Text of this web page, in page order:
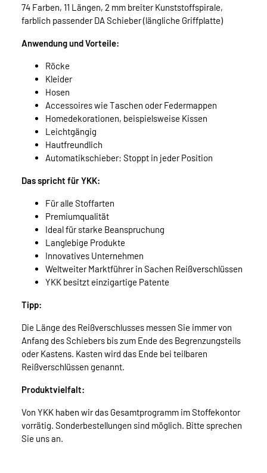
74 Farben, 11 Längen, 2 mm breiter Kunststoffspirale,
farblich passender DA Schieber (längliche Griffplatte)
Anwendung und Vorteile:
Röcke
Kleider
Hosen
Accessoires wie Taschen oder Federmappen
Homedekorationen, beispielsweise Kissen
Leichtgängig
Hautfreundlich
Automatikschieber: Stoppt in jeder Position
Das spricht für YKK:
Für alle Stoffarten
Premiumqualität
Ideal für starke Beanspruchung
Langlebige Produkte
Innovatives Unternehmen
Weltweiter Marktführer in Sachen Reißverschlüssen
YKK besitzt einzigartige Patente
Tipp:
Die Länge des Reißverschlusses messen Sie immer von
Anfang des Schiebers bis zum Ende des Begrenzungsteils
oder Kastens. Kasten wird das Ende bei teilbaren
Reißverschlüssen genannt.
Produktvielfalt:
Von YKK haben wir das Gesamtprogramm im Stoffekontor
vorrätig. Sonderbestellungen sind möglich. Bitte sprechen
Sie uns an.